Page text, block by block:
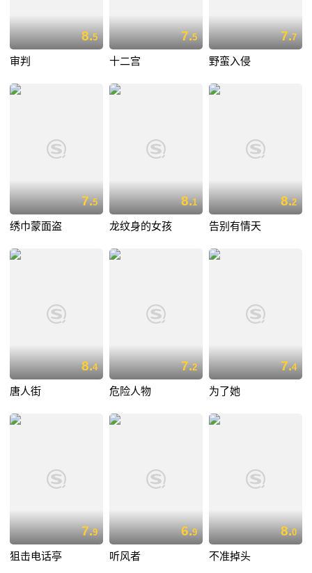
8.5
审判
7.5
十二宫
7.7
野蛮入侵
7.5
绣巾蒙面盗
8.1
龙纹身的女孩
8.2
告别有情天
8.4
唐人街
7.2
危险人物
7.4
为了她
7.9
狙击电话亭
6.9
听风者
8.0
不准掉头